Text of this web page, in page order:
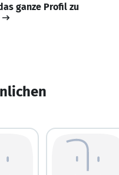
ganze Profil zu